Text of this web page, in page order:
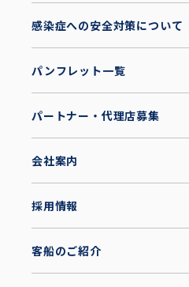
感染症への安全対策について
パンフレット一覧
パートナー・代理店募集
会社案内
採用情報
客船のご紹介